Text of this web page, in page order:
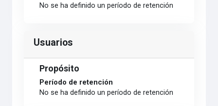
No se ha definido un período de retención
Usuarios
Propósito
Período de retención
No se ha definido un período de retención